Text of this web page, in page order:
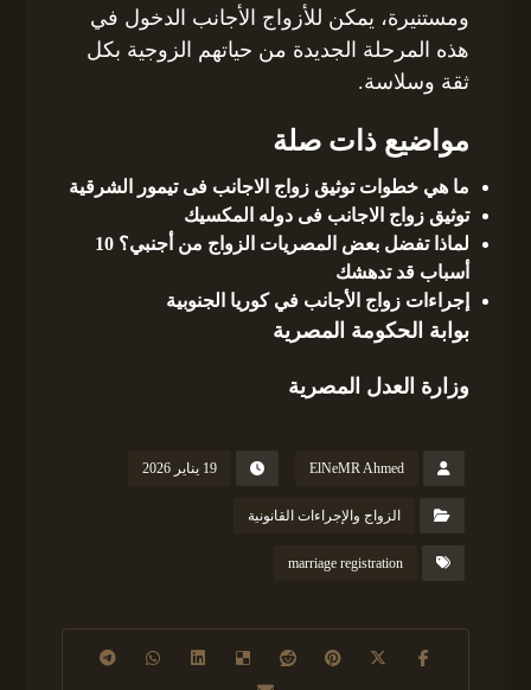
ومستنيرة، يمكن للأزواج الأجانب الدخول في
هذه المرحلة الجديدة من حياتهم الزوجية بكل
ثقة وسلاسة.
مواضيع ذات صلة
ما هي خطوات توثيق زواج الاجانب فى تيمور الشرقية
توثيق زواج الاجانب فى دوله المكسيك
لماذا تفضل بعض المصريات الزواج من أجنبي؟ 10
أسباب قد تدهشك
إجراءات زواج الأجانب في كوريا الجنوبية
بوابة الحكومة المصرية
وزارة العدل المصرية
ElNeMR Ahmed 19 يناير 2026
الزواج والإجراءات القانونية
marriage registration